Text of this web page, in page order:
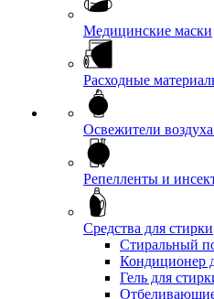
Медицинские маски
Расходные
Освежители
Репелленты и
Средства для стирки
Стиральный
Кондиционер
Гель для